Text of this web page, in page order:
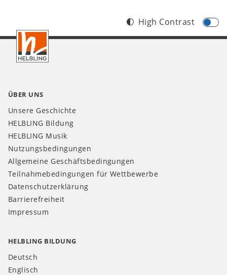
Footer
AT
High Contrast
ÜBER UNS
Unsere Geschichte
HELBLING Bildung
HELBLING Musik
Nutzungsbedingungen
Allgemeine Geschäftsbedingungen
Teilnahmebedingungen für Wettbewerbe
Datenschutzerklärung
Barrierefreiheit
Impressum
HELBLING BILDUNG
Deutsch
Englisch